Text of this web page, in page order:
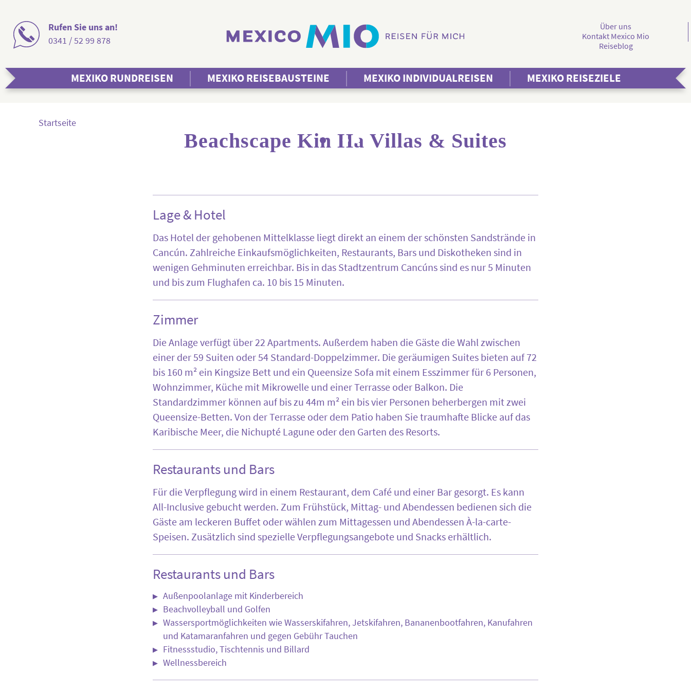
Rufen Sie uns an!
0341 / 52 99 878
Über uns
Kontakt Mexico Mio
Reiseblog
MEXIKO RUNDREISEN MEXIKO REISEBAUSTEINE MEXIKO INDIVIDUALREISEN MEXIKO REISEZIELE
Startseite
Beachscape Kin Ha Villas & Suites
Lage & Hotel
Das Hotel der gehobenen Mittelklasse liegt direkt an einem der schönsten Sandstrände in
Cancún. Zahlreiche Einkaufsmöglichkeiten, Restaurants, Bars und Diskotheken sind in
wenigen Gehminuten erreichbar. Bis in das Stadtzentrum Cancúns sind es nur 5 Minuten
und bis zum Flughafen ca. 10 bis 15 Minuten.
Zimmer
Die Anlage verfügt über 22 Apartments. Außerdem haben die Gäste die Wahl zwischen
einer der 59 Suiten oder 54 Standard-Doppelzimmer. Die geräumigen Suites bieten auf 72
bis 160 m² ein Kingsize Bett und ein Queensize Sofa mit einem Esszimmer für 6 Personen,
Wohnzimmer, Küche mit Mikrowelle und einer Terrasse oder Balkon. Die
Standardzimmer können auf bis zu 44m m² ein bis vier Personen beherbergen mit zwei
Queensize-Betten. Von der Terrasse oder dem Patio haben Sie traumhafte Blicke auf das
Karibische Meer, die Nichupté Lagune oder den Garten des Resorts.
Restaurants und Bars
Für die Verpflegung wird in einem Restaurant, dem Café und einer Bar gesorgt. Es kann
All-Inclusive gebucht werden. Zum Frühstück, Mittag- und Abendessen bedienen sich die
Gäste am leckeren Buffet oder wählen zum Mittagessen und Abendessen À-la-carte-
Speisen. Zusätzlich sind spezielle Verpflegungsangebote und Snacks erhältlich.
Restaurants und Bars
Außenpoolanlage mit Kinderbereich
Beachvolleyball und Golfen
Wassersportmöglichkeiten wie Wasserskifahren, Jetskifahren, Bananenbootfahren, Kanufahren
und Katamaranfahren und gegen Gebühr Tauchen
Fitnessstudio, Tischtennis und Billard
Wellnessbereich